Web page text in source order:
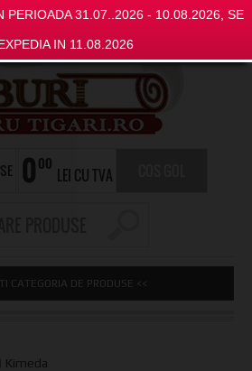
PERIOADA 31.07..2026 - 10.08.2026, SE
IN 11.08.2026
000
LEI CU TVA
CATEGORIA DE PRODUSE <<
Kimeda